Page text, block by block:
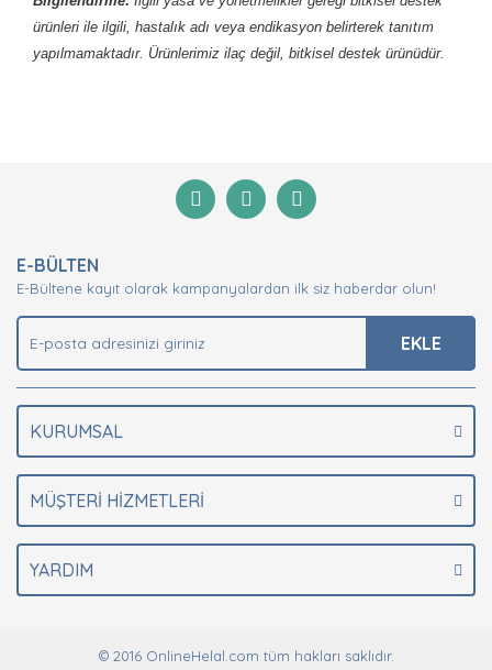
ürünleri ile ilgili, hastalık adı veya endikasyon belirterek tanıtım
yapılmamaktadır. Ürünlerimiz ilaç değil, bitkisel destek ürünüdür.
Yorum Yaz
Görüş ve önerileriniz için teşekkür ederiz.
Ürün açıklamasında eksik bilgiler bulunuyor.
Ürün bilgilerinde hatalar bulunuyor.
E-BÜLTEN
E-Bültene kayıt olarak kampanyalardan ilk siz haberdar olun!
EKLE
KURUMSAL
MÜŞTERİ HİZMETLERİ
YARDIM
© 2016 OnlineHelal.com tüm hakları saklıdır.